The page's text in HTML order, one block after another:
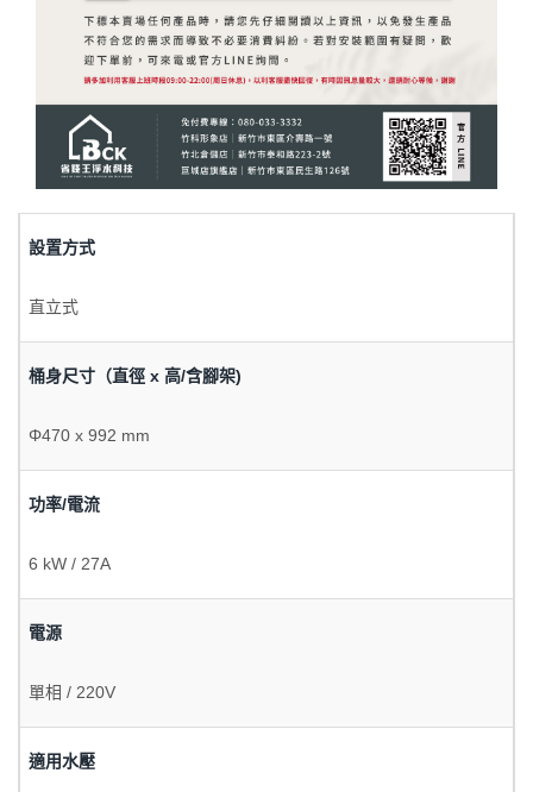
設置方式
直立式
桶身尺寸（直徑 x 高/含腳架)
Φ470 x 992 mm
功率/電流
6 kW / 27A
電源
單相 / 220V
適用水壓